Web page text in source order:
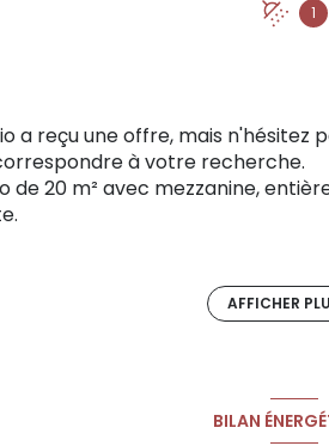
1
a reçu une offre, mais
à votre recherche.
de 20 m² avec mezzanine,
d’une pièce principale
Priscilla GOMANNE EI (RSAC
AFFICHER
BILAN